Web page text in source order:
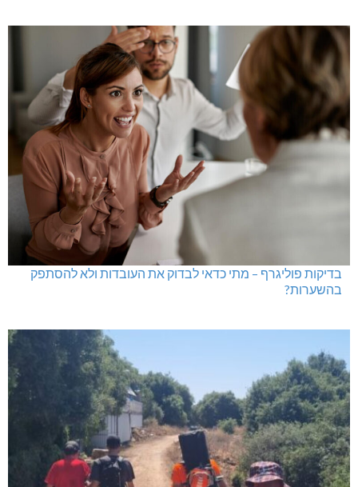
בדיקות פוליגרף – מתי כדאי לבדוק את העובדות ולא להסתפק
בהשערות?